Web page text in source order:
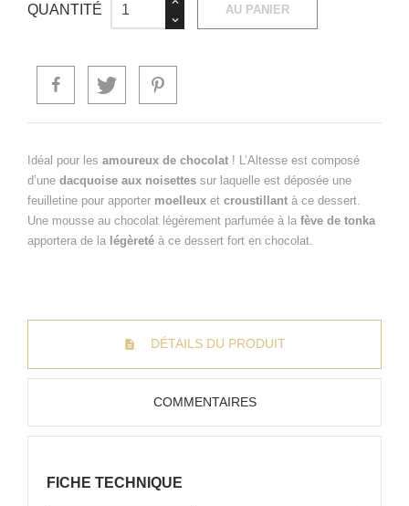
QUANTITÉ AU PANIER
Idéal pour les amoureux de chocolat ! L’Altesse est composé
d’une dacquoise aux noisettes sur laquelle est déposée une
feuilletine pour apporter moelleux et croustillant à ce dessert.
Une mousse au chocolat légèrement parfumée à la fève de tonka
apportera de la légèreté à ce dessert fort en chocolat.
DÉTAILS DU PRODUIT
COMMENTAIRES
FICHE TECHNIQUE